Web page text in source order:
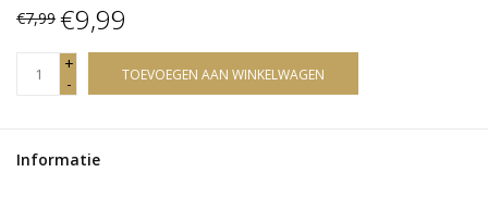
€7,99 €9,99
+
-
TOEVOEGEN AAN WINKELWAGEN
Informatie